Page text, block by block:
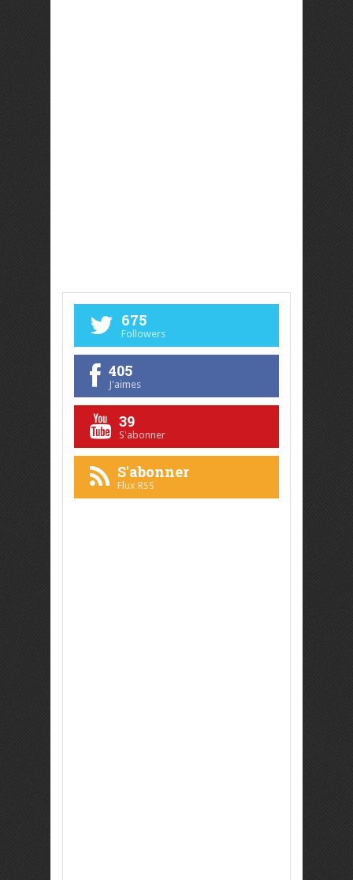
675
Followers
405
J'aimes
39
S'abonner
S'abonner
Flux RSS